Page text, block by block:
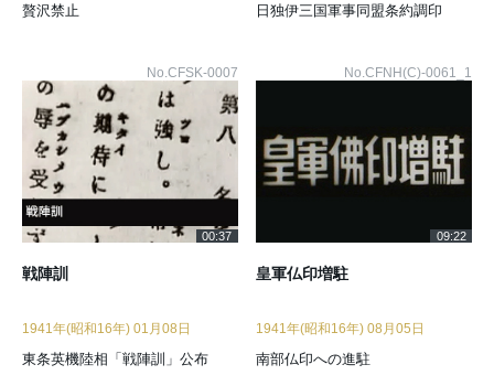
贅沢禁止 日独伊三国軍事同盟条約調印
No.CFSK-0007
00:37
戦陣訓
1941年(昭和16年) 01月08日
東条英機陸相「戦陣訓」公布
No.CFNH(C)-0061_1
09:22
皇軍仏印増駐
1941年(昭和16年) 08月05日
南部仏印への進駐